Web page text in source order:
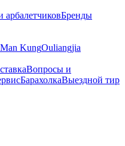
Бренды
Man KungOuliangjia
Вопросы и
БарахолкаВыездной тир